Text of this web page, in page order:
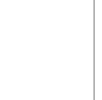
w realizacji
i niezbędnych
architekturę w